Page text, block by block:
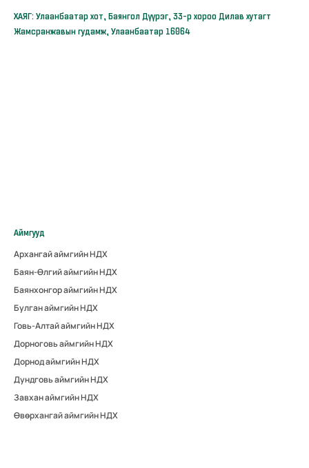
ХАЯГ: Улаанбаатар хот, Баянгол Дүүрэг, 33-р хороо Дилав хутагт
Жамсранжавын гудамж, Улаанбаатар 16064
Аймгууд
Архангай аймгийн НДХ
Баян-Өлгий аймгийн НДХ
Баянхонгор аймгийн НДХ
Булган аймгийн НДХ
Говь-Алтай аймгийн НДХ
Дорноговь аймгийн НДХ
Дорнод аймгийн НДХ
Дундговь аймгийн НДХ
Завхан аймгийн НДХ
Өвөрхангай аймгийн НДХ